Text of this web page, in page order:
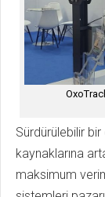
Sürdürülebilir
kaynaklarına
maksimum